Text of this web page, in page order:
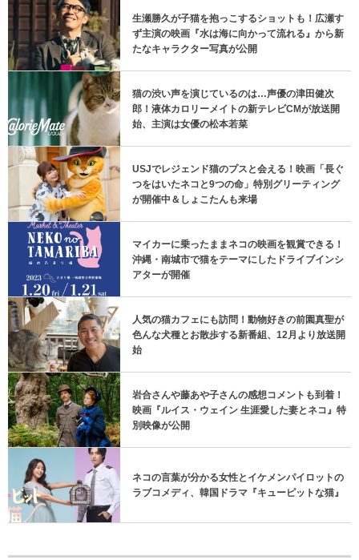
生瀬勝久が子猫を抱っこするショットも！広瀬す
ず主演の映画『水は海に向かって流れる』から新
たなキャラクター写真が公開
猫の渋い声を演じているのは…声優の津田健次
郎！液体カロリーメイトの新テレビCMが放送開
始、主演は女優の松本若菜
USJでレジェンド猫のプスと会える！映画「長ぐ
つをはいたネコと9つの命」特別グリーティング
が開催中＆しょこたんも来場
マイカーに乗ったままネコの映画を観賞できる！
沖縄・南城市で猫をテーマにしたドライブインシ
アターが開催
人気の猫カフェにも訪問！動物好きの前園真聖が
色んな犬種とお散歩する新番組、12月より放送開
始
岩合さんや藤あや子さんの感想コメントも到着！
映画『ルイス・ウェイン 生涯愛した妻とネコ』特
別映像が公開
ネコの言葉が分かる女性とイケメンパイロットの
ラブコメディ、韓国ドラマ『キューピットな猫』